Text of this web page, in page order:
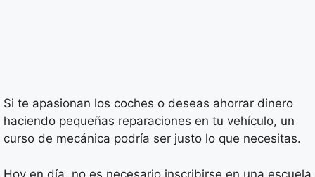
Si te apasionan los coches o deseas ahorrar dinero
haciendo pequeñas reparaciones en tu vehículo, un
curso de mecánica podría ser justo lo que necesitas.
Hoy en día, no es necesario inscribirse en una escuela